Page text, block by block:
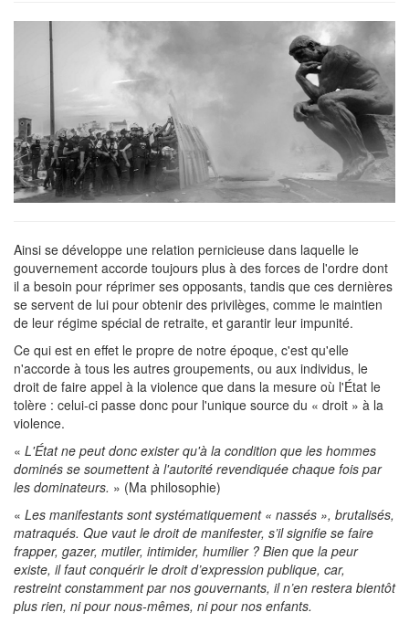
Ainsi se développe une relation pernicieuse dans laquelle le
gouvernement accorde toujours plus à des forces de l'ordre dont
il a besoin pour réprimer ses opposants, tandis que ces dernières
se servent de lui pour obtenir des privilèges, comme le maintien
de leur régime spécial de retraite, et garantir leur impunité.
Ce qui est en effet le propre de notre époque, c'est qu'elle
n'accorde à tous les autres groupements, ou aux individus, le
droit de faire appel à la violence que dans la mesure où l'État le
tolère : celui-ci passe donc pour l'unique source du « droit » à la
violence.
« L'État ne peut donc exister qu'à la condition que les hommes
dominés se soumettent à l'autorité revendiquée chaque fois par
les dominateurs. » (Ma philosophie)
« Les manifestants sont systématiquement « nassés », brutalisés,
matraqués. Que vaut le droit de manifester, s’il signifie se faire
frapper, gazer, mutiler, intimider, humilier ? Bien que la peur
existe, il faut conquérir le droit d’expression publique, car,
restreint constamment par nos gouvernants, il n’en restera bientôt
plus rien, ni pour nous-mêmes, ni pour nos enfants.